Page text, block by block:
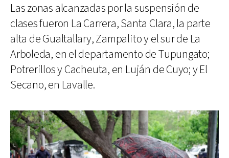
Las zonas alcanzadas por la suspensión de
clases fueron La Carrera, Santa Clara, la parte
alta de Gualtallary, Zampalito y el sur de La
Arboleda, en el departamento de Tupungato;
Potrerillos y Cacheuta, en Luján de Cuyo; y El
Secano, en Lavalle.